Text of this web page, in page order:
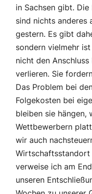
in Sachsen gibt.
sind nichts anderes
gestern. Es gibt
sondern vielmehr
nicht den
verlieren. Sie
Das Problem bei
Folgekosten bei
bleiben sie hängen,
Wettbewerbern
wir auch
Wirtschaftsstandort
verweise ich am
unseren